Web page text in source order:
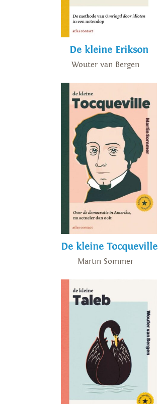
De kleine Erikson
Wouter van Bergen
De kleine Tocqueville
Martin Sommer